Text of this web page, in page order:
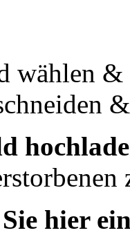
wählen &
hier